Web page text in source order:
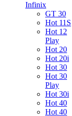
Infinix
GT 30
Hot 11S
Hot 12
Play
Hot 20
Hot 20i
Hot 30
Hot 30
Play
Hot 30i
Hot 40
Hot 40